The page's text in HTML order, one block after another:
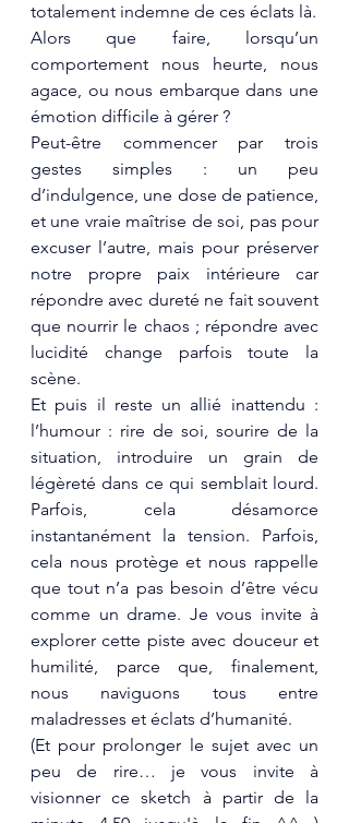
totalement indemne de ces éclats là.
Alors que faire, lorsqu’un
comportement nous heurte, nous
agace, ou nous embarque dans une
émotion difficile à gérer ?
Peut-être commencer par trois
gestes simples : un peu
d’indulgence, une dose de patience,
et une vraie maîtrise de soi, pas pour
excuser l’autre, mais pour préserver
notre propre paix intérieure car
répondre avec dureté ne fait souvent
que nourrir le chaos ; répondre avec
lucidité change parfois toute la
scène.
Et puis il reste un allié inattendu :
l’humour : rire de soi, sourire de la
situation, introduire un grain de
légèreté dans ce qui semblait lourd.
Parfois, cela désamorce
instantanément la tension. Parfois,
cela nous protège et nous rappelle
que tout n’a pas besoin d’être vécu
comme un drame. Je vous invite à
explorer cette piste avec douceur et
humilité, parce que, finalement,
nous naviguons tous entre
maladresses et éclats d’humanité.
(Et pour prolonger le sujet avec un
peu de rire… je vous invite à
visionner ce sketch à partir de la